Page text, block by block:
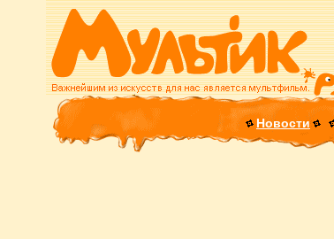
Новости